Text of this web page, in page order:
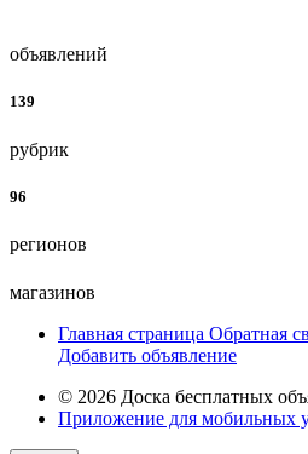
объявлений
139
рубрик
96
регионов
магазинов
Главная страница Обратная
Добавить объявление
© 2026 Доска бесплатных
Приложение для мобильных